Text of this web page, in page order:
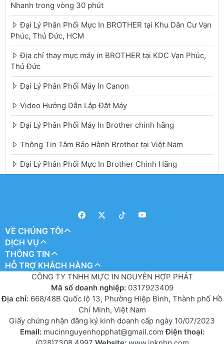
Nhanh trong vòng 30 phút
Đại Lý Phân Phối Mực In BROTHER tại Khu Dân Cư Vạn
Phúc, Thủ Đức, HCM
Địa chỉ thay mực máy in BROTHER tại KDC Vạn Phúc,
Thủ Đức
Đại Lý Phân Phối Máy In Canon
Video Hướng Dẫn Lắp Đặt Máy
Đại Lý Phân Phối Máy In Brother chính hãng
Thông Tin Tâm Bảo Hành Brother tại Việt Nam
Đại Lý Phân Phối Mực In Brother Chính Hãng
VỀ CHÚNG TÔI
DỊCH VỤ
THÔNG TIN
HỖ TRỢ KHÁCH HÀNG
CÔNG TY TNHH MỰC IN NGUYỄN HỢP PHÁT
Mã số doanh nghiệp: 0317923409
Địa chỉ: 668/48B Quốc lộ 13, Phường Hiệp Bình, Thành phố Hồ
Chí Minh, Việt Nam
Giấy chứng nhận đăng ký kinh doanh cấp ngày 10/07/2023
Email: mucinnguyenhopphat@gmail.comĐiện thoại: